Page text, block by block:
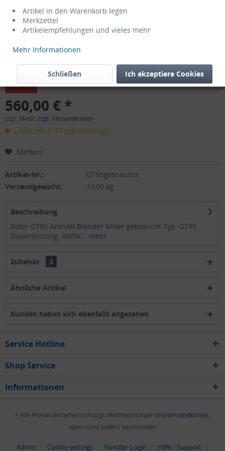
Dieser Artikel steht derzeit nicht zur Verfügung!
560,00 € *
zzgl. MwSt. zzgl. Versandkosten
Lieferzeit 2-3 Tage Werktage
Merken
Artikel-Nr.:
GT95gebraucht
Versandgewicht:
10,00 kg
Beschreibung
Rotor GT95 Antrieb Blender Mixer gebraucht Typ: GT95
Dauerleistung: 800W... mehr
Zubehör 3
Ähnliche Artikel
Kunden haben sich ebenfalls angesehen
Service Hotline
Shop Service
Informationen
* Alle Preise verstehen sich zzgl. Mehrwertsteuer und Versandkosten,
wenn nicht anders beschrieben
Admin Cookie settings Händler-Login Hilfe / Support
Artikel in den Warenkorb legen
Merkzettel
Artikelempfehlungen und vieles mehr
Mehr Informationen
Ich akzeptiere Cookies
Schließen